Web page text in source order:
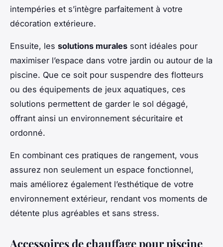
intempéries et s’intègre parfaitement à votre
décoration extérieure.
Ensuite, les solutions murales sont idéales pour
maximiser l’espace dans votre jardin ou autour de la
piscine. Que ce soit pour suspendre des flotteurs
ou des équipements de jeux aquatiques, ces
solutions permettent de garder le sol dégagé,
offrant ainsi un environnement sécuritaire et
ordonné.
En combinant ces pratiques de rangement, vous
assurez non seulement un espace fonctionnel,
mais améliorez également l’esthétique de votre
environnement extérieur, rendant vos moments de
détente plus agréables et sans stress.
Accessoires de chauffage pour piscine